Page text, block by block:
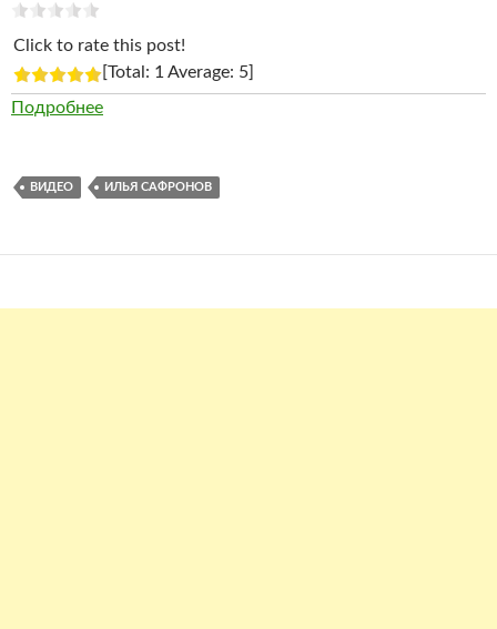
Click to rate this post!
[Total: 1 Average: 5]
Подробнее
ВИДЕО ИЛЬЯ САФРОНОВ